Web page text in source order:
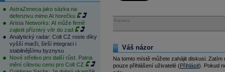
AstraZeneca jako sázka na
defenzivu mimo AI horečku
Arista Networks: AI může firmě
zajistit příznivý vítr do zad
Analytický radar: Colt CZ roste díky
vyšší marži, širší integraci i
stabilnějšímu byznysu
Nové střelivo pro další růst. Patria
mění cílovou cenu pro Colt CZ
Reklama
Váš názor
Na tomto místě můžete zahájit diskusi.
pouze přihlášení uživatelé (Přihlásit). Pokud